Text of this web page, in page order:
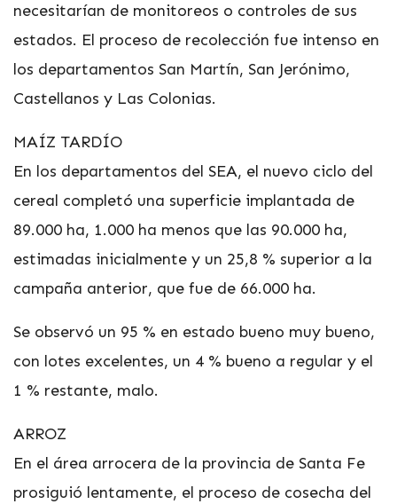
necesitarían de monitoreos o controles de sus
estados. El proceso de recolección fue intenso en
los departamentos San Martín, San Jerónimo,
Castellanos y Las Colonias.
MAÍZ TARDÍO
En los departamentos del SEA, el nuevo ciclo del
cereal completó una superficie implantada de
89.000 ha, 1.000 ha menos que las 90.000 ha,
estimadas inicialmente y un 25,8 % superior a la
campaña anterior, que fue de 66.000 ha.
Se observó un 95 % en estado bueno muy bueno,
con lotes excelentes, un 4 % bueno a regular y el
1 % restante, malo.
ARROZ
En el área arrocera de la provincia de Santa Fe
prosiguió lentamente, el proceso de cosecha del